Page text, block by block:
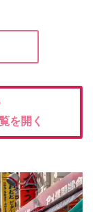
を開く